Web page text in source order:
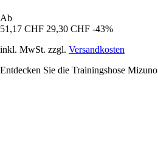
Ab
51,17 CHF 29,30 CHF -43%
inkl. MwSt. zzgl. Versandkosten
Entdecken Sie die Trainingshose